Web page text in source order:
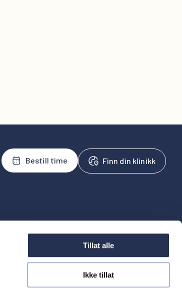
Tillat alle
Ikke tillat
Bestill time Finn din klinikk
Henvis